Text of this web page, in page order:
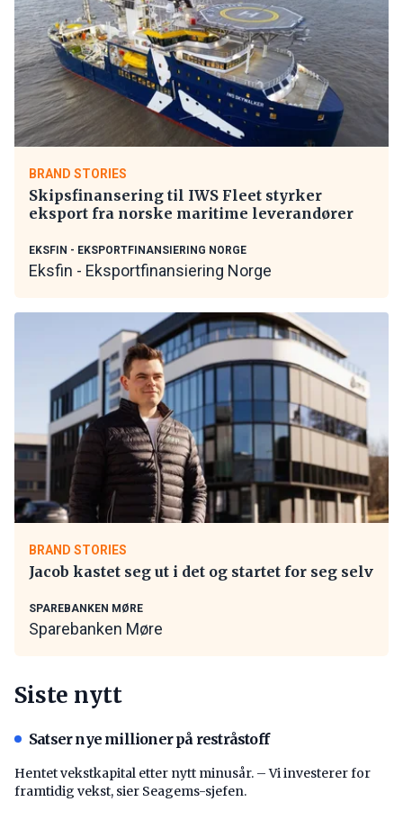
BRAND STORIES
Skipsfinansering til IWS Fleet styrker
eksport fra norske maritime leverandører
EKSFIN - EKSPORTFINANSIERING NORGE
Eksfin - Eksportfinansiering Norge
BRAND STORIES
Jacob kastet seg ut i det og startet for seg selv
SPAREBANKEN MØRE
Sparebanken Møre
Siste nytt
Satser nye millioner på restråstoff
Hentet vekstkapital etter nytt minusår. – Vi investerer for
framtidig vekst, sier Seagems-sjefen.